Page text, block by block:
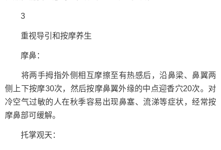
3
重视导引和按摩养生
摩鼻：
将两手拇指外侧相互摩擦至有热感后，沿鼻梁、鼻翼两
侧上下按摩30次，然后按摩鼻翼外缘的中点迎香穴20次。对
冷空气过敏的人在秋季容易出现鼻塞、流涕等症状，经常按
摩鼻部可缓解。
托掌观天：